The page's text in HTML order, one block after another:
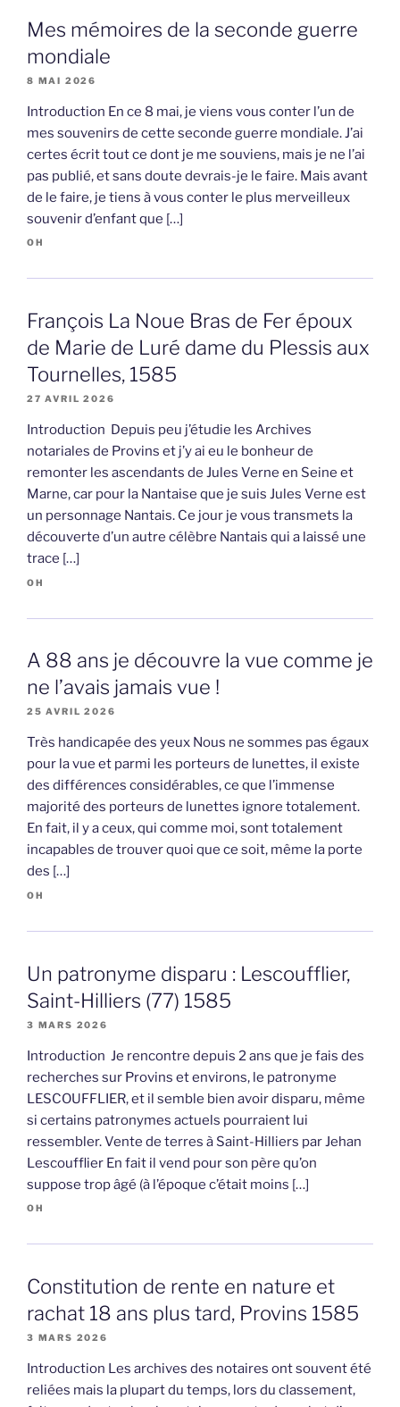
Mes mémoires de la seconde guerre
mondiale
8 MAI 2026
Introduction En ce 8 mai, je viens vous conter l’un de
mes souvenirs de cette seconde guerre mondiale. J’ai
certes écrit tout ce dont je me souviens, mais je ne l’ai
pas publié, et sans doute devrais-je le faire. Mais avant
de le faire, je tiens à vous conter le plus merveilleux
souvenir d’enfant que […]
OH
François La Noue Bras de Fer époux
de Marie de Luré dame du Plessis aux
Tournelles, 1585
27 AVRIL 2026
Introduction Depuis peu j’étudie les Archives
notariales de Provins et j’y ai eu le bonheur de
remonter les ascendants de Jules Verne en Seine et
Marne, car pour la Nantaise que je suis Jules Verne est
un personnage Nantais. Ce jour je vous transmets la
découverte d’un autre célèbre Nantais qui a laissé une
trace […]
OH
A 88 ans je découvre la vue comme je
ne l’avais jamais vue !
25 AVRIL 2026
Très handicapée des yeux Nous ne sommes pas égaux
pour la vue et parmi les porteurs de lunettes, il existe
des différences considérables, ce que l’immense
majorité des porteurs de lunettes ignore totalement.
En fait, il y a ceux, qui comme moi, sont totalement
incapables de trouver quoi que ce soit, même la porte
des […]
OH
Un patronyme disparu : Lescoufflier,
Saint-Hilliers (77) 1585
3 MARS 2026
Introduction Je rencontre depuis 2 ans que je fais des
recherches sur Provins et environs, le patronyme
LESCOUFFLIER, et il semble bien avoir disparu, même
si certains patronymes actuels pourraient lui
ressembler. Vente de terres à Saint-Hilliers par Jehan
Lescoufflier En fait il vend pour son père qu’on
suppose trop âgé (à l’époque c’était moins […]
OH
Constitution de rente en nature et
rachat 18 ans plus tard, Provins 1585
3 MARS 2026
Introduction Les archives des notaires ont souvent été
reliées mais la plupart du temps, lors du classement,